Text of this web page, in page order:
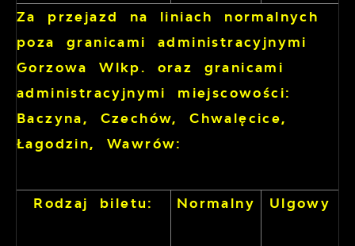
Za przejazd na liniach normalnych
poza granicami administracyjnymi
Gorzowa Wlkp. oraz granicami
administracyjnymi miejscowości:
Baczyna, Czechów, Chwalęcice,
Łagodzin, Wawrów:
Rodzaj biletu: Normalny Ulgowy